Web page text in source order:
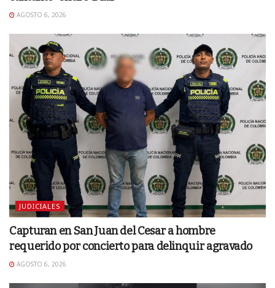
AGOSTO 6, 2026
JUDICIALES
Capturan en San Juan del Cesar a hombre
requerido por concierto para delinquir agravado
AGOSTO 6, 2026